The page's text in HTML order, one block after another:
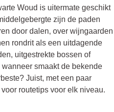
Woud is uitermate geschikt
zijn de paden
door dalen, over wijngaarden
rondrit als een uitdagende
uitgestrekte bossen of
smaakt de bekende
Juist, met een paar
routetips voor elk niveau.